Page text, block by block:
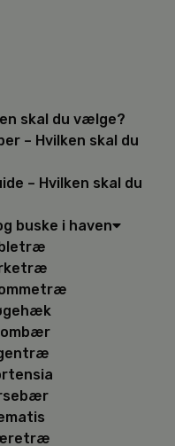
skal du vælge?
– Hvilken skal du
– Hvilken skal du
buske i haven